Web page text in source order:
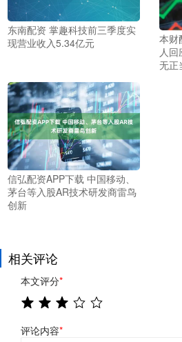
东南配资 掌趣科技前三季度实
现营业收入5.34亿元
本财
人
无正
信弘配资APP下载 中国移动、
茅台等入股AR技术研发商雷鸟
创新
相关评论
本文评分*
评论内容*